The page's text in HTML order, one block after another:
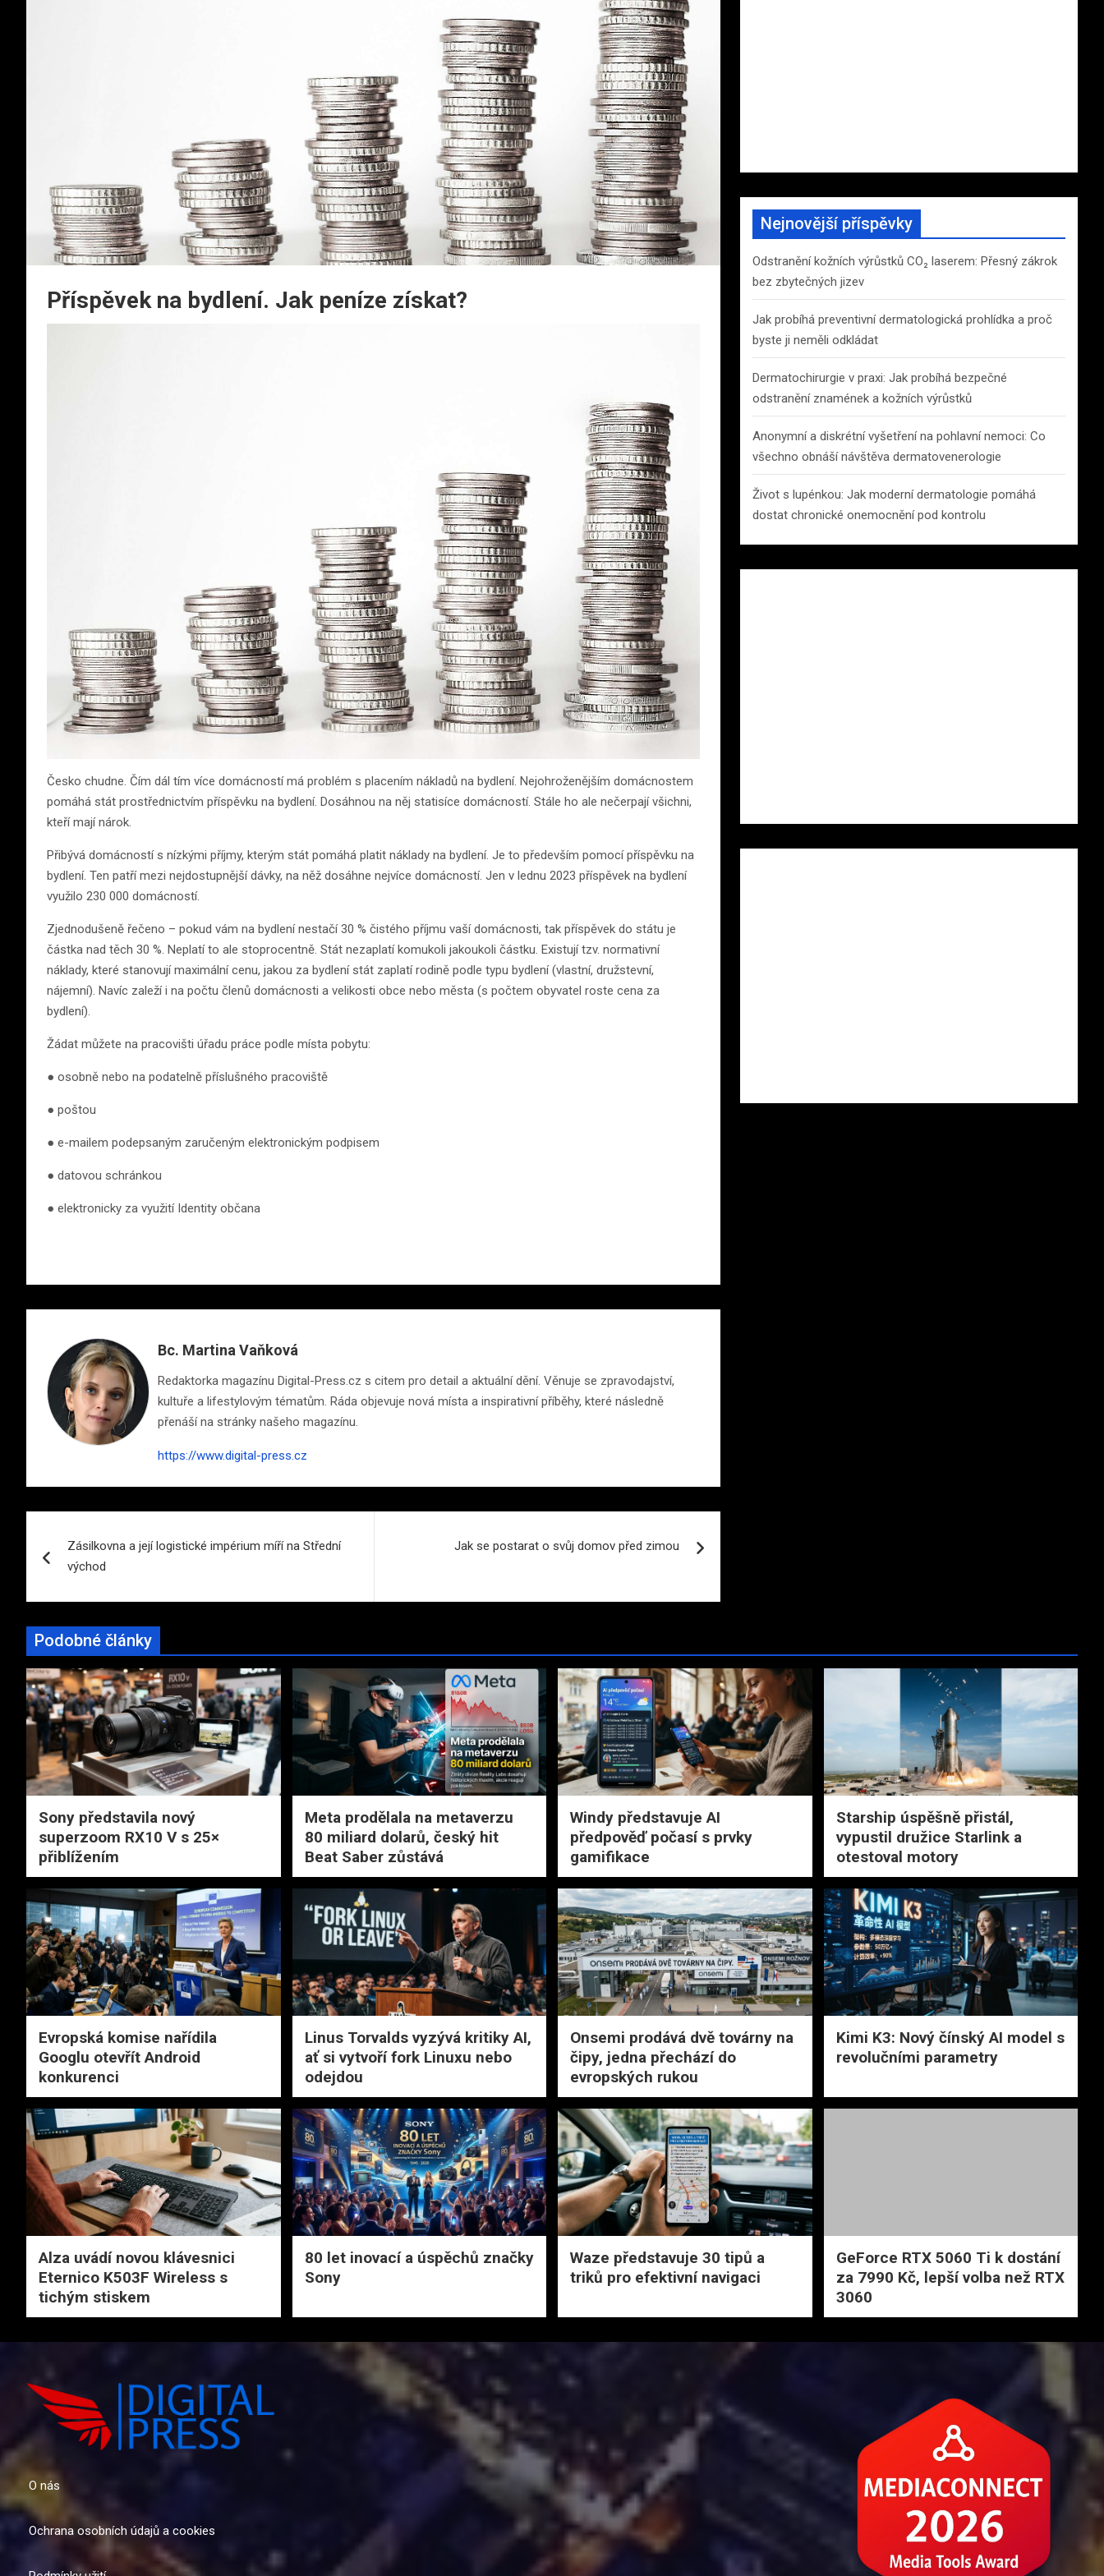
Příspěvek na bydlení. Jak peníze získat?
Česko chudne. Čím dál tím více domácností má problém s placením nákladů na bydlení. Nejohroženějším domácnostem
pomáhá stát prostřednictvím příspěvku na bydlení. Dosáhnou na něj statisíce domácností. Stále ho ale nečerpají všichni,
kteří mají nárok.
Přibývá domácností s nízkými příjmy, kterým stát pomáhá platit náklady na bydlení. Je to především pomocí příspěvku na
bydlení. Ten patří mezi nejdostupnější dávky, na něž dosáhne nejvíce domácností. Jen v lednu 2023 příspěvek na bydlení
využilo 230 000 domácností.
Zjednodušeně řečeno – pokud vám na bydlení nestačí 30 % čistého příjmu vaší domácnosti, tak příspěvek do státu je
částka nad těch 30 %. Neplatí to ale stoprocentně. Stát nezaplatí komukoli jakoukoli částku. Existují tzv. normativní
náklady, které stanovují maximální cenu, jakou za bydlení stát zaplatí rodině podle typu bydlení (vlastní, družstevní,
nájemní). Navíc zaleží i na počtu členů domácnosti a velikosti obce nebo města (s počtem obyvatel roste cena za
bydlení).
Žádat můžete na pracovišti úřadu práce podle místa pobytu:
● osobně nebo na podatelně příslušného pracoviště
● poštou
● e-mailem podepsaným zaručeným elektronickým podpisem
● datovou schránkou
● elektronicky za využití Identity občana
Bc. Martina Vaňková
Redaktorka magazínu Digital-Press.cz s citem pro detail a aktuální dění. Věnuje se zpravodajství,
kultuře a lifestylovým tématům. Ráda objevuje nová místa a inspirativní příběhy, které následně
přenáší na stránky našeho magazínu.
https://www.digital-press.cz
pro
příspěvek
Zásilkovna a její logistické impérium míří na Střední
východ
Jak se postarat o svůj domov před zimou
Nejnovější příspěvky
Odstranění kožních výrůstků CO₂ laserem: Přesný zákrok
bez zbytečných jizev
Jak probíhá preventivní dermatologická prohlídka a proč
byste ji neměli odkládat
Dermatochirurgie v praxi: Jak probíhá bezpečné
odstranění znamének a kožních výrůstků
Anonymní a diskrétní vyšetření na pohlavní nemoci: Co
všechno obnáší návštěva dermatovenerologie
Život s lupénkou: Jak moderní dermatologie pomáhá
dostat chronické onemocnění pod kontrolu
Podobné články
Sony představila nový
superzoom RX10 V s 25×
přiblížením
Meta prodělala na metaverzu
80 miliard dolarů, český hit
Beat Saber zůstává
Windy představuje AI
předpověď počasí s prvky
gamifikace
Starship úspěšně přistál,
vypustil družice Starlink a
otestoval motory
Evropská komise nařídila
Googlu otevřít Android
konkurenci
Linus Torvalds vyzývá kritiky AI,
ať si vytvoří fork Linuxu nebo
odejdou
Onsemi prodává dvě továrny na
čipy, jedna přechází do
evropských rukou
Kimi K3: Nový čínský AI model s
revolučními parametry
Alza uvádí novou klávesnici
Eternico K503F Wireless s
tichým stiskem
80 let inovací a úspěchů značky
Sony
Waze představuje 30 tipů a
triků pro efektivní navigaci
GeForce RTX 5060 Ti k dostání
za 7990 Kč, lepší volba než RTX
3060
O nás
Ochrana osobních údajů a cookies